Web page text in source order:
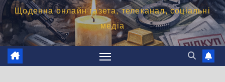
Щоденна онлайн газета, телеканал, соціальні
медіа